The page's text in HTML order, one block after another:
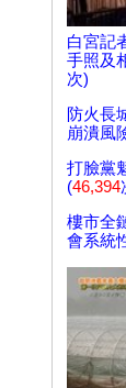
白宮記
手照及
次)
防火長
崩潰風
打臉黨
(46,394
樓市全
會系統